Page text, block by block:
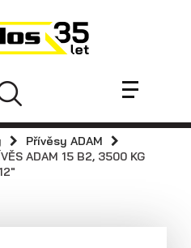
KITPřívěsy ADAM
ADAM 15 B2, 3500 KG